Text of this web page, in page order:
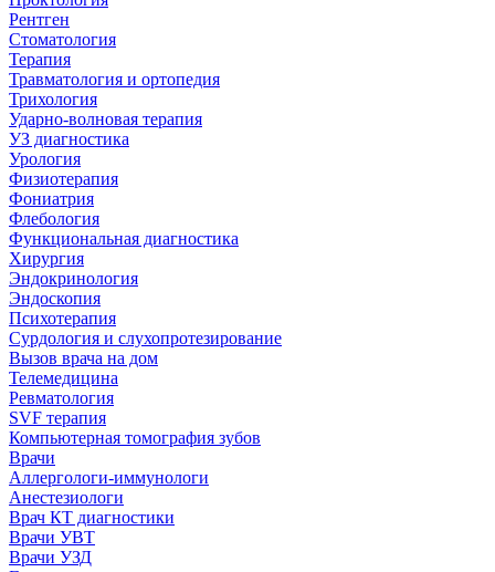
Рентген
Стоматология
Терапия
Травматология и ортопедия
Трихология
Ударно-волновая терапия
УЗ диагностика
Урология
Физиотерапия
Фониатрия
Флебология
Функциональная диагностика
Хирургия
Эндокринология
Эндоскопия
Психотерапия
Сурдология и слухопротезирование
Вызов врача на дом
Телемедицина
Ревматология
SVF терапия
Компьютерная томография зубов
Врачи
Аллергологи-иммунологи
Анестезиологи
Врач КТ диагностики
Врачи УВТ
Врачи УЗД